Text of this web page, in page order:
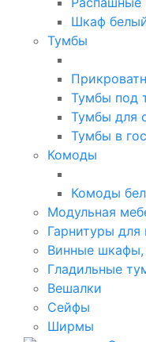
Шкаф
Тумбы
Тумбы под
Тумбы для
Тумбы в
Комоды
Комоды
Модульная
Гарнитуры
Винные
Гладильные
Вешалки
Сейфы
Ширмы